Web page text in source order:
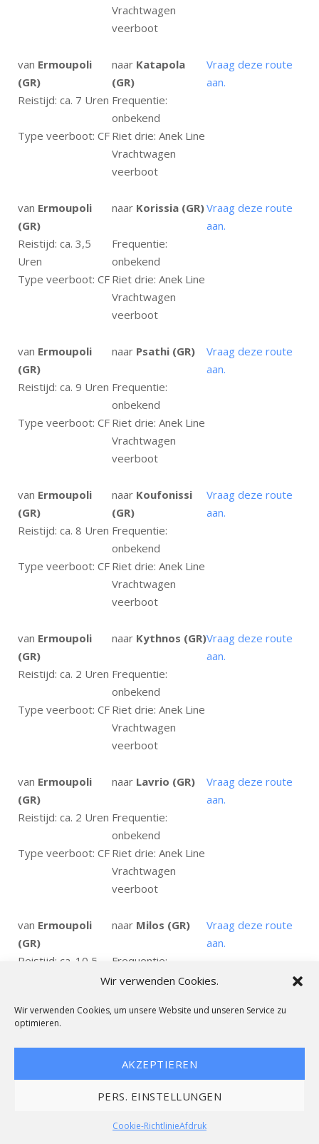
Wir verwenden Cookies.
Wir verwenden Cookies, um unsere Website und unseren Service zu
optimieren.
AKZEPTIEREN
PERS. EINSTELLUNGEN
Cookie-RichtlinieAfdruk
Vrachtwagen
veerboot
van Ermoupoli
(GR)
naar Katapola
(GR)
Vraag deze route
aan.
Reistijd: ca. 7 Uren Frequentie:
onbekend
Type veerboot: CF Riet drie: Anek Line
Vrachtwagen
veerboot
van Ermoupoli
(GR)
naar Korissia (GR)Vraag deze route
aan.
Reistijd: ca. 3,5
Uren
Frequentie:
onbekend
Type veerboot: CF Riet drie: Anek Line
Vrachtwagen
veerboot
van Ermoupoli
(GR)
naar Psathi (GR)
Vraag deze route
aan.
Reistijd: ca. 9 Uren Frequentie:
onbekend
Type veerboot: CF Riet drie: Anek Line
Vrachtwagen
veerboot
van Ermoupoli
(GR)
naar Koufonissi
(GR)
Vraag deze route
aan.
Reistijd: ca. 8 Uren Frequentie:
onbekend
Type veerboot: CF Riet drie: Anek Line
Vrachtwagen
veerboot
van Ermoupoli
(GR)
naar Kythnos (GR)Vraag deze route
aan.
Reistijd: ca. 2 Uren Frequentie:
onbekend
Type veerboot: CF Riet drie: Anek Line
Vrachtwagen
veerboot
van Ermoupoli
(GR)
naar Lavrio (GR)
Vraag deze route
aan.
Reistijd: ca. 2 Uren Frequentie:
onbekend
Type veerboot: CF Riet drie: Anek Line
Vrachtwagen
veerboot
van Ermoupoli
(GR)
naar Milos (GR)
Vraag deze route
aan.
Reistijd: ca. 10,5
Frequentie:
onbekend
Vrachtwagen
naarNaxos (GR)
Reistijd: ca. 3 Uren Frequentie:
onbekend